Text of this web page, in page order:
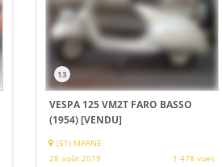
13
VESPA 125 VM2T FARO BASSO
(1954)[VENDU]
(51) MARNE
28 août 2019
1 478 vues